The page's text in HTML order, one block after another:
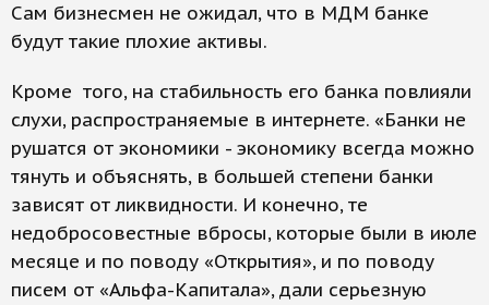
Сам бизнесмен не ожидал, что в МДМ банке
будут такие плохие активы.
Кроме того, на стабильность его банка повлияли
слухи, распространяемые в интернете. «Банки не
рушатся от экономики - экономику всегда можно
тянуть и объяснять, в большей степени банки
зависят от ликвидности. И конечно, те
недобросовестные вбросы, которые были в июле
месяце и по поводу «Открытия», и по поводу
писем от «Альфа-Капитала», дали серьезную